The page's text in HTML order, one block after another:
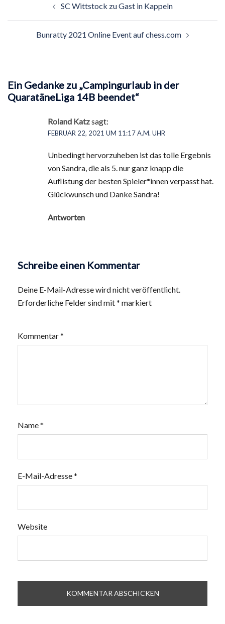
SC Wittstock zu Gast in Kappeln
Bunratty 2021 Online Event auf chess.com
Ein Gedanke zu „Campingurlaub in der
QuaratäneLiga 14B beendet“
Roland Katzsagt:
FEBRUAR 22, 2021 UM 11:17 A.M. UHR
Unbedingt hervorzuheben ist das tolle Ergebnis
von Sandra, die als 5. nur ganz knapp die
Auflistung der besten Spieler*innen verpasst hat.
Glückwunsch und Danke Sandra!
Antworten
Schreibe einen Kommentar
Deine E-Mail-Adresse wird nicht veröffentlicht.
Erforderliche Felder sind mit* markiert
Kommentar*
Name*
E-Mail-Adresse*
Website